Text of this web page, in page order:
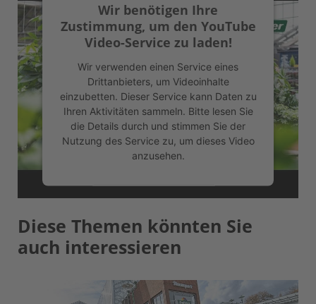
Wir benötigen Ihre
Zustimmung, um den YouTube
Video-Service zu laden!
Wir verwenden einen Service eines
Drittanbieters, um Videoinhalte
einzubetten. Dieser Service kann Daten zu
Ihren Aktivitäten sammeln. Bitte lesen Sie
die Details durch und stimmen Sie der
Nutzung des Service zu, um dieses Video
anzusehen.
Mehr Informationen
Akzeptieren
Diese Themen könnten Sie
auch interessieren